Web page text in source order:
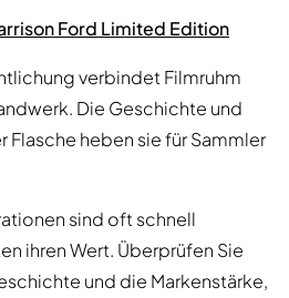
Ford Limited Edition
verbindet Filmruhm
Die Geschichte und
Flasche heben sie für Sammler
sind oft schnell
ihren Wert. Überprüfen Sie
und die Markenstärke,